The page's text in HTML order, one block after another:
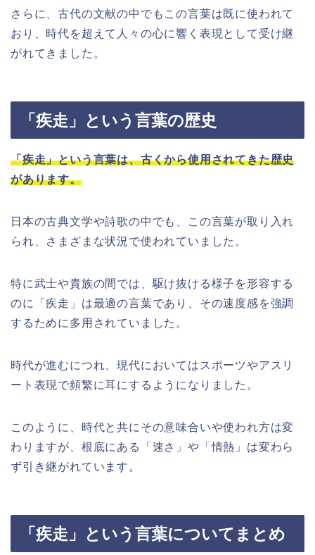
さらに、古代の文献の中でもこの言葉は既に使われて
おり、時代を超えて人々の心に響く表現として受け継
がれてきました。
「疾走」という言葉の歴史
「疾走」という言葉は、古くから使用されてきた歴史
があります。
日本の古典文学や詩歌の中でも、この言葉が取り入れ
られ、さまざまな状況で使われていました。
特に武士や貴族の間では、駆け抜ける様子を形容する
のに「疾走」は最適の言葉であり、その速度感を強調
するために多用されていました。
時代が進むにつれ、現代においてはスポーツやアスリ
ート表現で頻繁に耳にするようになりました。
このように、時代と共にその意味合いや使われ方は変
わりますが、根底にある「速さ」や「情熱」は変わら
ず引き継がれています。
「疾走」という言葉についてまとめ